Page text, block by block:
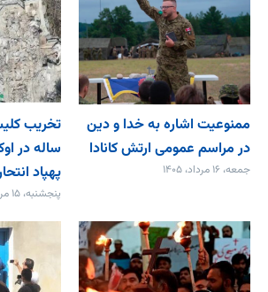
ممنوعیت اشاره به خدا و دین
در مراسم عمومی ارتش کانادا
جمعه، ۱۶ مرداد، ۱۴۰۵
ساله در
پهپاد
پنجشنبه، ۱۵ مرداد، ۱۴۰۵